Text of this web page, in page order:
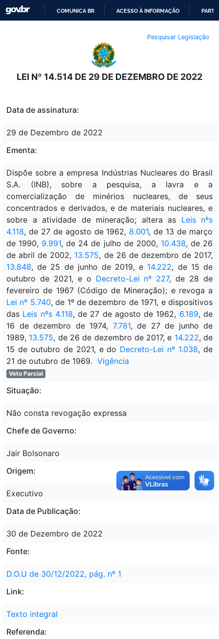
O
CONTEÚDO
COMUNICA BR ACESSO À INFORMAÇÃO
Pesquisar Legislação
LEI Nº 14.514 DE 29 DE DEZEMBRO DE 2022
Data de assinatura:
29 de Dezembro de 2022
Ementa:
Dispõe sobre a empresa Indústrias Nucleares do Brasil
S.A. (INB), sobre a pesquisa, a lavra e a
comercialização de minérios nucleares, de seus
concentrados e derivados, e de materiais nucleares, e
sobre a atividade de mineração; altera as Leis nºs
4.118, de 27 de agosto de 1962, 8.001, de 13 de março
de 1990, 9.991, de 24 de julho de 2000, 10.438, de 26
de abril de 2002, 13.575, de 26 de dezembro de 2017,
13.848, de 25 de junho de 2019, e 14.222, de 15 de
outubro de 2021, e o Decreto-Lei nº 227, de 28 de
fevereiro de 1967 (Código de Mineração); e revoga a
Lei nº 5.740, de 1º de dezembro de 1971, e dispositivos
das Leis nºs 4.118, de 27 de agosto de 1962, 6.189, de
16 de dezembro de 1974, 7.781, de 27 de junho de
1989, 13.575, de 26 de dezembro de 2017, e 14.222, de
15 de outubro de 2021, e do Decreto-Lei nº 1.038, de
21 de outubro de 1969. Vigência
Veto Parcial
Situação:
Não consta revogação expressa
Chefe de Governo:
Jair Bolsonaro
Origem:
Executivo
Data de Publicação:
30 de Dezembro de 2022
Fonte:
D.O.U de 30/12/2022, pág. nº 1
Link:
Texto integral
Referenda: